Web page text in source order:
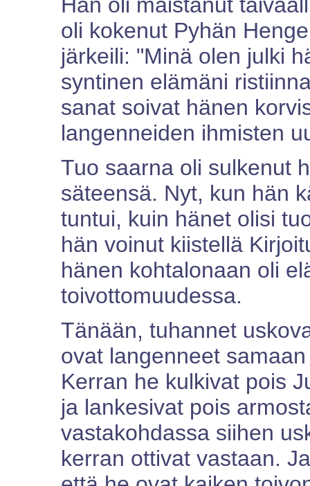
Hän oli maistanut
oli kokenut Pyhän
järkeili: "Minä olen julki
syntinen elämäni
sanat soivat hänen
langenneiden ihmisten
Tuo saarna oli sulkenut
säteensä. Nyt, kun hän
tuntui, kuin hänet olisi
hän voinut kiistellä
hänen kohtalonaan oli
toivottomuudessa.
Tänään, tuhannet
ovat langenneet
Kerran he kulkivat pois
ja lankesivat pois
vastakohdassa siihen
kerran ottivat vastaan.